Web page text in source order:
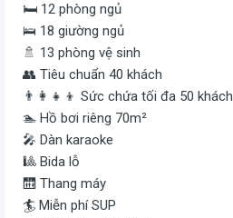
🛏️ 12 phòng ngủ
🛌 18 giường ngủ
🚿 13 phòng vệ sinh
👥 Tiêu chuẩn 40 khách
👨‍👩‍👧‍👦 Sức chứa tối đa 50 khách
🏊 Hồ bơi riêng 70m²
🎤 Dàn karaoke
🎱 Bida lỗ
🛗 Thang máy
🏄 Miễn phí SUP